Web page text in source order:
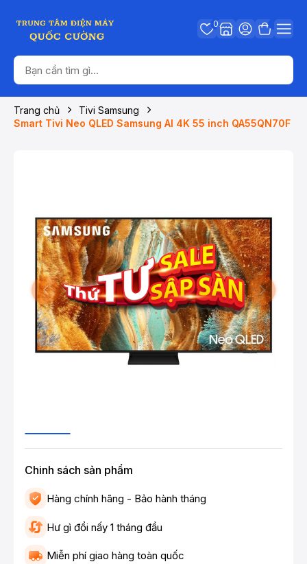
0
Trang chủ
Tivi Samsung
Smart Tivi Neo QLED Samsung AI 4K 55 inch QA55QN70F
Chinh sách sản phẩm
Hàng chính hãng - Bảo hành tháng
Hư gì đổi nấy 1 tháng đầu
Miễn phí giao hàng toàn quốc